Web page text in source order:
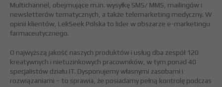
Multichannel, obejmujące m.in. wysyłkę SMS/ MMS, mailingów i
newsletterów tematycznych, a także telemarketing medyczny. W
opinii klientów, LekSeek Polska to lider w obszarze e-marketingu
farmaceutycznego.
O najwyższą jakość naszych produktów i usług dba zespół 120
kreatywnych i nietuzinkowych pracowników, w tym ponad 40
specjalistów działu IT. Dysponujemy własnymi zasobami i
rozwiązaniami – to sprawia, że posiadamy pełną kontrolę podczas